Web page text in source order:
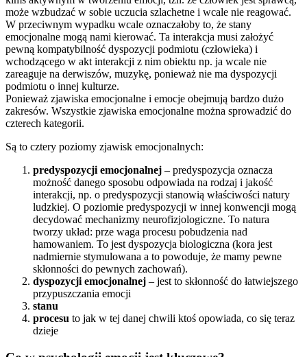
może wzbudzać w sobie uczucia szlachetne i wcale nie reagować.
W przeciwnym wypadku wcale oznaczałoby to, że stany
emocjonalne mogą nami kierować. Ta interakcja musi założyć
pewną kompatybilność dyspozycji podmiotu (człowieka) i
wchodzącego w akt interakcji z nim obiektu np. ja wcale nie
zareaguje na derwiszów, muzykę, ponieważ nie ma dyspozycji
podmiotu o innej kulturze.
Ponieważ zjawiska emocjonalne i emocje obejmują bardzo dużo
zakresów. Wszystkie zjawiska emocjonalne można sprowadzić do
czterech kategorii.
Są to cztery poziomy zjawisk emocjonalnych:
predyspozycji emocjonalnej – predyspozycja oznacza
możność danego sposobu odpowiada na rodzaj i jakość
interakcji, np. o predyspozycji stanowią właściwości natury
ludzkiej. O poziomie predyspozycji w innej konwencji mogą
decydować mechanizmy neurofizjologiczne. To natura
tworzy układ: prze waga procesu pobudzenia nad
hamowaniem. To jest dyspozycja biologiczna (kora jest
nadmiernie stymulowana a to powoduje, że mamy pewne
skłonności do pewnych zachowań).
dyspozycji emocjonalnej – jest to skłonność do łatwiejszego
przypuszczania emocji
stanu
procesu to jak w tej danej chwili ktoś opowiada, co się teraz
dzieje